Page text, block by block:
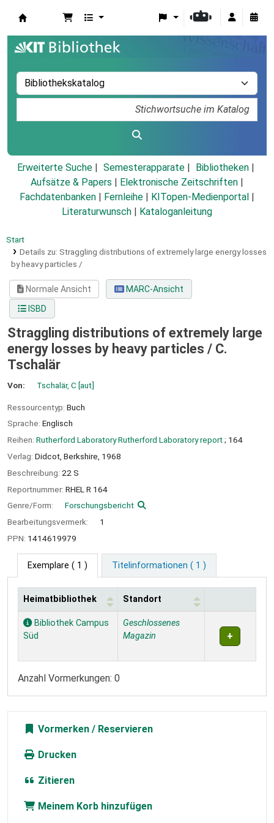
Erweiterte Suche Semesterapparate
Bibliotheken
Aufsätze & Papers
Elektronische Zeitschriften
Fachdatenbanken
Fernleihe KITopen-Medienportal
Literaturwunsch
Kataloganleitung
Start
Details zu: Straggling distributions of extremely large energy losses
by heavy particles /
Normale Ansicht
MARC-Ansicht
ISBD
Straggling distributions of extremely large
energy losses by heavy particles / C.
Tschalär
Von: Tschalär, C [aut]
Ressourcentyp: Buch
Sprache: Englisch
Reihen: Rutherford Laboratory Rutherford Laboratory report; 164
Verlag: Didcot, Berkshire, 1968
Beschreibung: 22 S
Reportnummer: RHEL R 164
Genre/Form:
Forschungsbericht
Bearbeitungsvermerk:
1
PPN: 1414619979
Exemplare ( 1 ) Titelinformationen ( 1 )
Exemplare
Heimatbibliothek Standort
Bibliothek Campus
Süd
Geschlossenes
Magazin
Anzahl Vormerkungen: 0
Vormerken
Drucken
Zitieren
Meinem Korb hinzufügen